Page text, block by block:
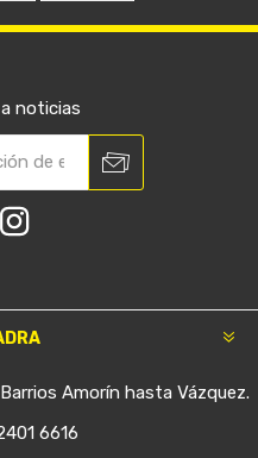
noticias
Amorín hasta Vázquez.
6616